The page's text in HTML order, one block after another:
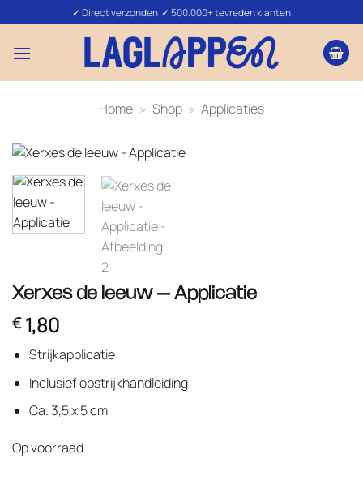
naar
inhoud
✓ Direct verzonden ✓ 500.000+ tevreden klanten
Home » Shop » Applicaties
Xerxes de leeuw – Applicatie
€1,80
Strijkapplicatie
Inclusief opstrijkhandleiding
Ca. 3,5 x 5 cm
Op voorraad